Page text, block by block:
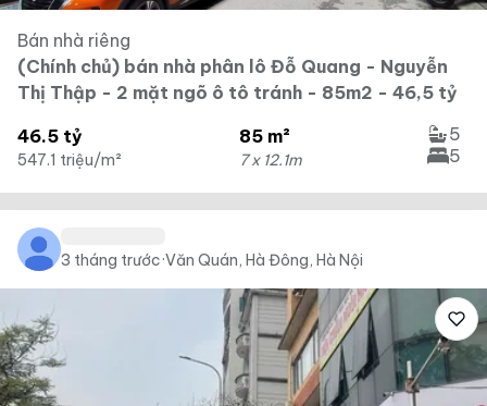
Bán nhà riêng
(Chính chủ) bán nhà phân lô Đỗ Quang - Nguyễn
Thị Thập - 2 mặt ngõ ô tô tránh - 85m2 - 46,5 tỷ
46.5 tỷ
547.1 triệu/m²
85 m²
7 x 12.1m
5
5
3 tháng trước·Văn Quán, Hà Đông, Hà Nội